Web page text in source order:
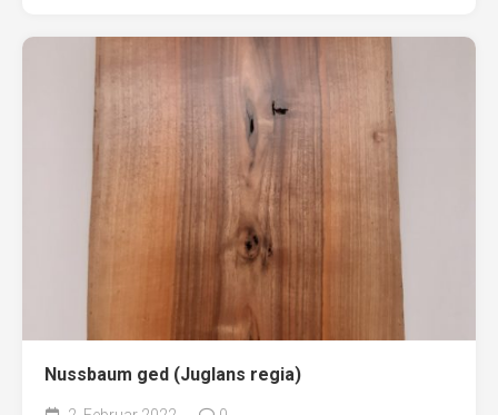
Nussbaum ged (Juglans regia)